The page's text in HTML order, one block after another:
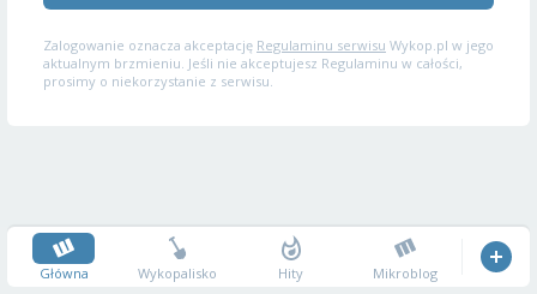
Zalogowanie oznacza akceptację Regulaminu serwisu Wykop.pl w jego
aktualnym brzmieniu. Jeśli nie akceptujesz Regulaminu w całości,
prosimy o niekorzystanie z serwisu.
Główna Wykopalisko Hity Mikroblog